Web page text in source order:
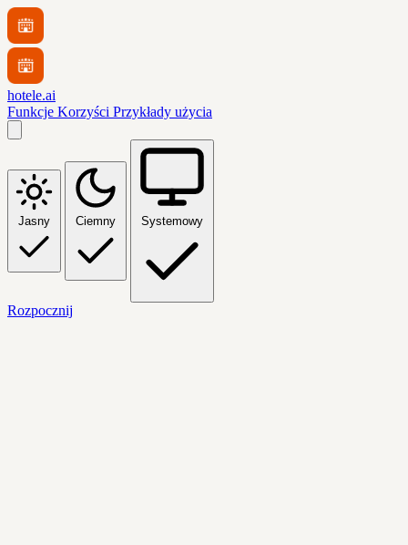
hotele.ai
Funkcje Korzyści Przykłady użycia
Jasny Ciemny Systemowy
Rozpocznij